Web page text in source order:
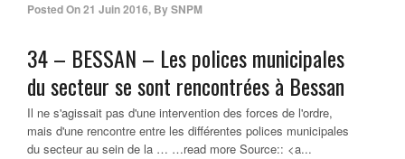
Posted On21 Juin 2016, BySNPM
34 – BESSAN – Lespolices municipales
du secteur se sont rencontrées à Bessan
Il ne s'agissait pas d'une intervention des forces de l'ordre,
mais d'une rencontre entre les différentes polices municipales
du secteur au sein de la … …read more Source:: <a...